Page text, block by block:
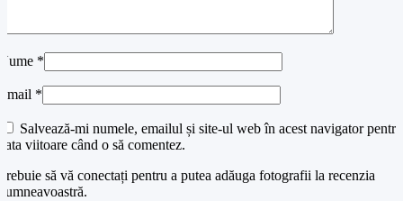
*
*
Salvează-mi numele, emailul și site-ul web în acest navigator pentru
viitoare când o să comentez.
să vă conectați pentru a putea adăuga fotografii la recenzia